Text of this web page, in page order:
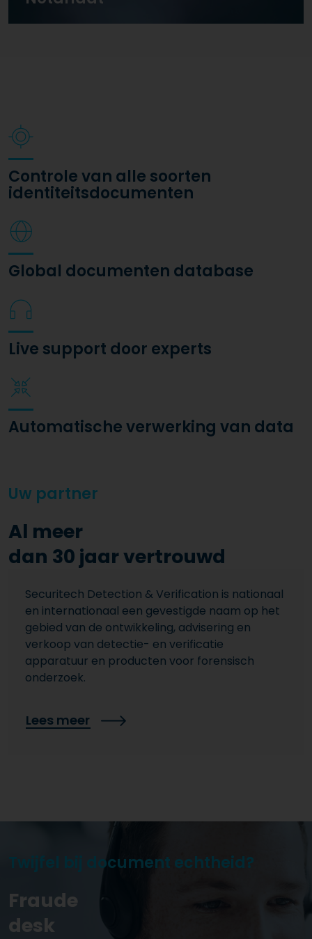
Controle van alle soorten
identiteitsdocumenten
Global documenten database
Live support door experts
Automatische verwerking van data
Uw partner
Al meer
dan 30 jaar vertrouwd
Securitech Detection & Verification is nationaal
en internationaal een gevestigde naam op het
gebied van de ontwikkeling, advisering en
verkoop van detectie- en verificatie
apparatuur en producten voor forensisch
onderzoek.
Lees meer
Twijfel bij document echtheid?
Fraude
desk